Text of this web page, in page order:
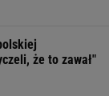
że to zawał"